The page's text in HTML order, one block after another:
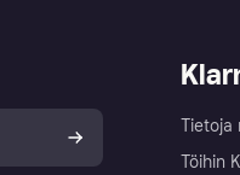
Tietoja
Töihin